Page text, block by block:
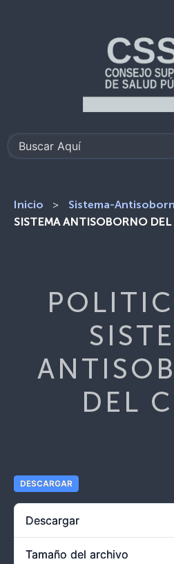
Inicio > Sistema-
SISTEMA ANTISOBORNO DEL
DEL
DESCARGAR
Descargar
Tamaño del archivo